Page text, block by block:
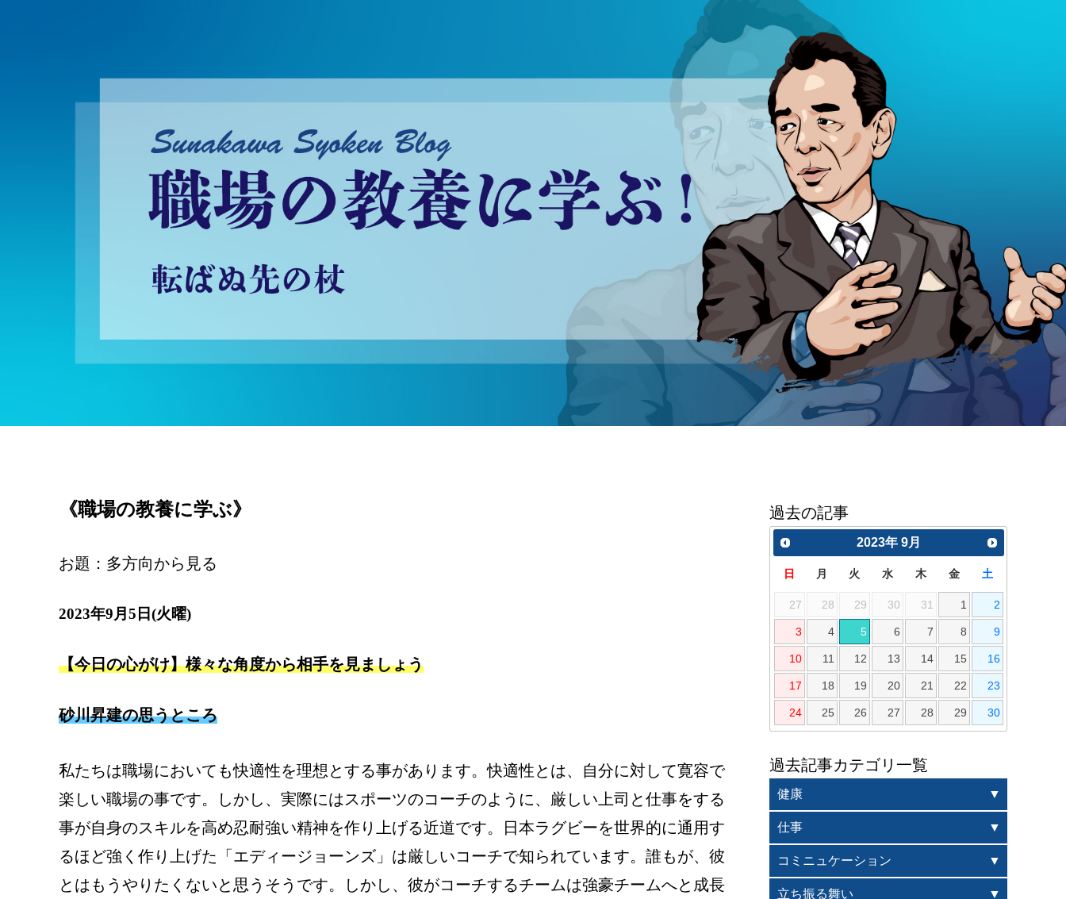
《職場の教養に学ぶ》
お題：多方向から見る
2023年9月5日(火曜)
【今日の心がけ】様々な角度から相手を見ましょう
砂川昇建の思うところ
私たちは職場においても快適性を理想とする事があります。快適性とは、自分に対して寛容で
楽しい職場の事です。しかし、実際にはスポーツのコーチのように、厳しい上司と仕事をする
事が自身のスキルを高め忍耐強い精神を作り上げる近道です。日本ラグビーを世界的に通用す
るほど強く作り上げた「エディージョーンズ」は厳しいコーチで知られています。誰もが、彼
とはもうやりたくないと思うそうです。しかし、彼がコーチするチームは強豪チームへと成長
過去の記事
2023年 9月
日 月 火 水 木 金 土
27 28 29 30 31 1 2
3 4 5 6 7 8 9
10 11 12 13 14 15 16
17 18 19 20 21 22 23
24 25 26 27 28 29 30
過去記事カテゴリ一覧
健康
仕事
コミニュケーション
立ち振る舞い